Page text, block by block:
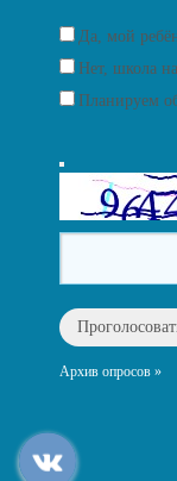
Да, мой
Нет, школа
Планируем
Архив опросов »